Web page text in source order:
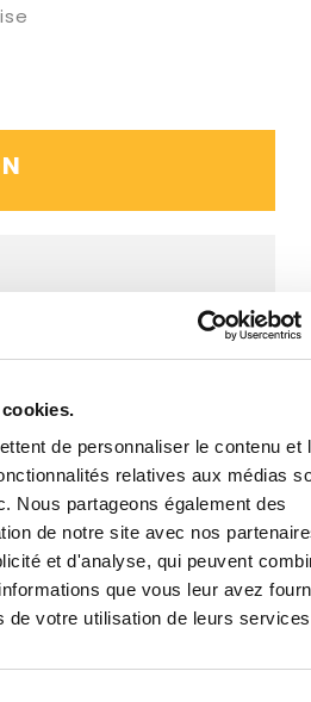
de personnaliser le contenu et
relatives aux médias
Nous partageons également des
de notre site avec nos
et d'analyse, qui peuvent
que vous leur avez
de votre utilisation de leurs
?
virage à gauche est proposé
en plusieurs
rétroréfléchissant